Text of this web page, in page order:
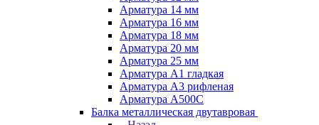
Арматура 14 мм
Арматура 16 мм
Арматура 18 мм
Арматура 20 мм
Арматура 25 мм
Арматура А1 гладкая
Арматура А3 рифленая
Арматура А500С
Балка металлическая двутавровая